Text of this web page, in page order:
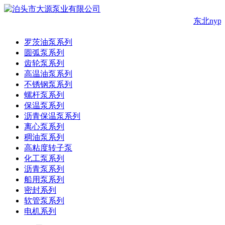
东北nyp
罗茨油泵系列
圆弧泵系列
齿轮泵系列
高温油泵系列
不锈钢泵系列
螺杆泵系列
保温泵系列
沥青保温泵系列
离心泵系列
稠油泵系列
高粘度转子泵
化工泵系列
沥青泵系列
船用泵系列
密封系列
软管泵系列
电机系列